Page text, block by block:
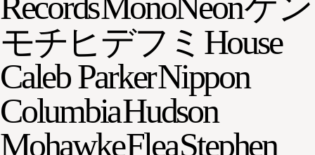
モチヒデフミ House
Caleb ParkerNippon
ColumbiaHudson
MohawkeFleaStephen